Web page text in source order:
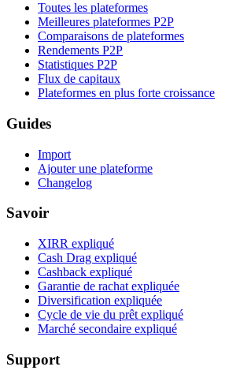
Toutes les plateformes
Meilleures plateformes P2P
Comparaisons de plateformes
Rendements P2P
Statistiques P2P
Flux de capitaux
Plateformes en plus forte croissance
Guides
Import
Ajouter une plateforme
Changelog
Savoir
XIRR expliqué
Cash Drag expliqué
Cashback expliqué
Garantie de rachat expliquée
Diversification expliquée
Cycle de vie du prêt expliqué
Marché secondaire expliqué
Support